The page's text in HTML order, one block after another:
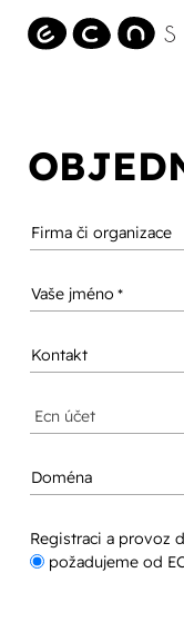
Firma či organizace
Vaše jméno
Kontakt
Doména
Registraci a provoz
požadujeme od